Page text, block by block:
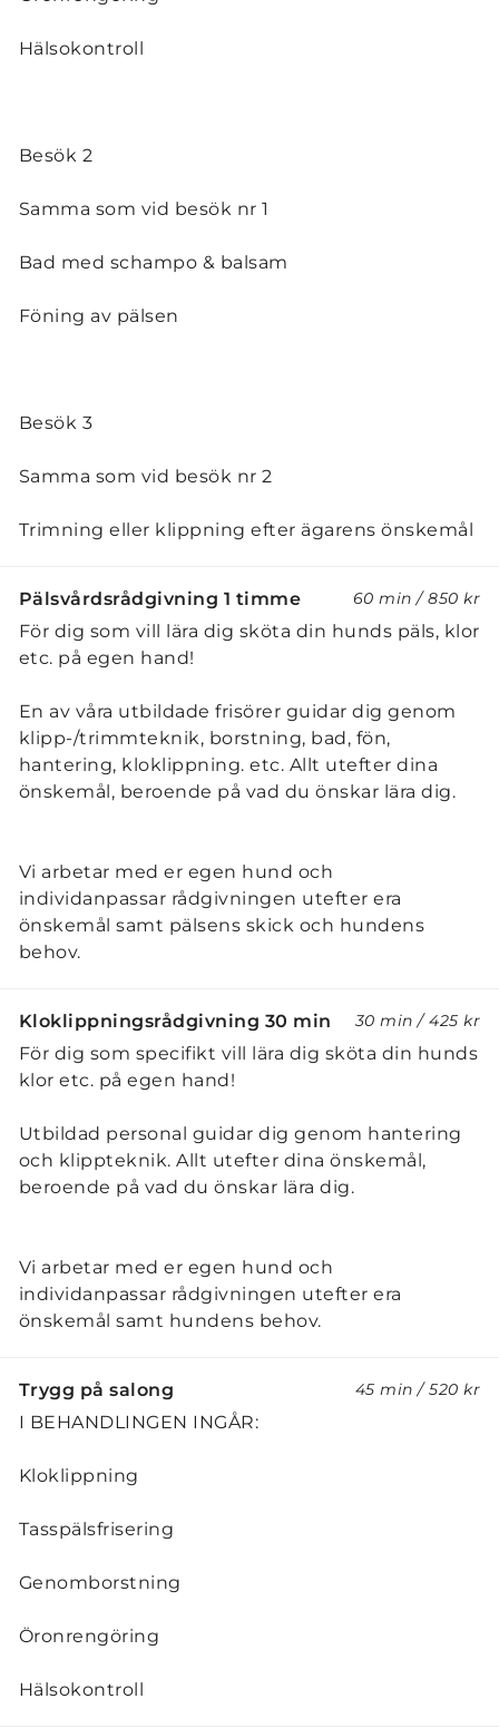
Hälsokontroll
Besök 2
Samma som vid besök nr 1
Bad med schampo & balsam
Föning av pälsen
Besök 3
Samma som vid besök nr 2
Trimning eller klippning efter ägarens önskemål
Pälsvårdsrådgivning 1 timme 60 min/850 kr
För dig som vill lära dig sköta din hunds päls, klor
etc. på egen hand!
En av våra utbildade frisörer guidar dig genom
klipp-/trimmteknik, borstning, bad, fön,
hantering, kloklippning. etc. Allt utefter dina
önskemål, beroende på vad du önskar lära dig.
Vi arbetar med er egen hund och
individanpassar rådgivningen utefter era
önskemål samt pälsens skick och hundens
behov.
Kloklippningsrådgivning 30 min 30 min/425 kr
För dig som specifikt vill lära dig sköta din hunds
klor etc. på egen hand!
Utbildad personal guidar dig genom hantering
och klippteknik. Allt utefter dina önskemål,
beroende på vad du önskar lära dig.
Vi arbetar med er egen hund och
individanpassar rådgivningen utefter era
önskemål samt hundens behov.
Trygg på salong 45 min/520 kr
I BEHANDLINGEN INGÅR:
Kloklippning
Tasspälsfrisering
Genomborstning
Öronrengöring
Hälsokontroll